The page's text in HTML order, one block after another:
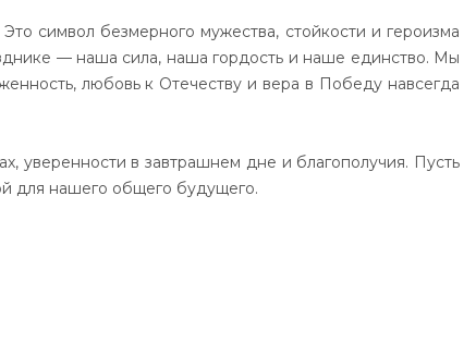
сим­вол без­мер­но­го му­жес­тва, стой­кос­ти и ге­ро­из­ма
— на­ша си­ла, на­ша гор­дость и на­ше единс­тво. Мы
лю­бовь к Оте­чес­тву и ве­ра в По­бе­ду нав­сег­да
уве­рен­нос­ти в зав­траш­нем дне и бла­го­по­лу­чия. Пусть
для на­ше­го об­ще­го бу­ду­ще­го.